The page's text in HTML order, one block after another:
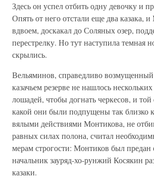
Здесь он успел отбить одну девочку и
Опять от него отстали еще два казака,
вдвоем, доскакал до Соляных озер,
перестрелку. Но тут наступила темная
скрылись.
Вельяминов, справедливо
казачьем резерве не нашлось
лошадей, чтобы догнать черкесов, и
какой они были подпущены так близко
вялыми действиями Монтикова, не
равных силах полона, считал
мерам строгости: Монтиков был предан
начальник зауряд-хо-рунжий Косякин
казаки.